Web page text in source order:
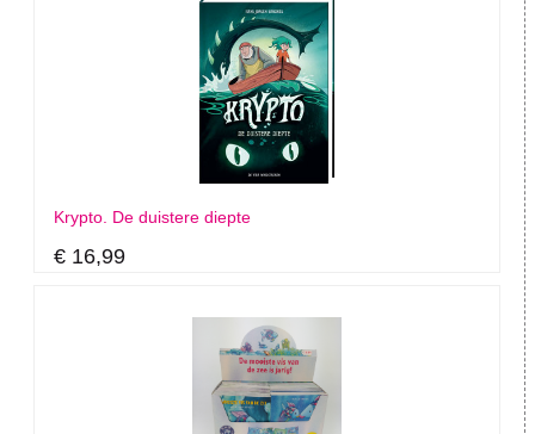
Krypto. De duistere diepte
€ 16,99